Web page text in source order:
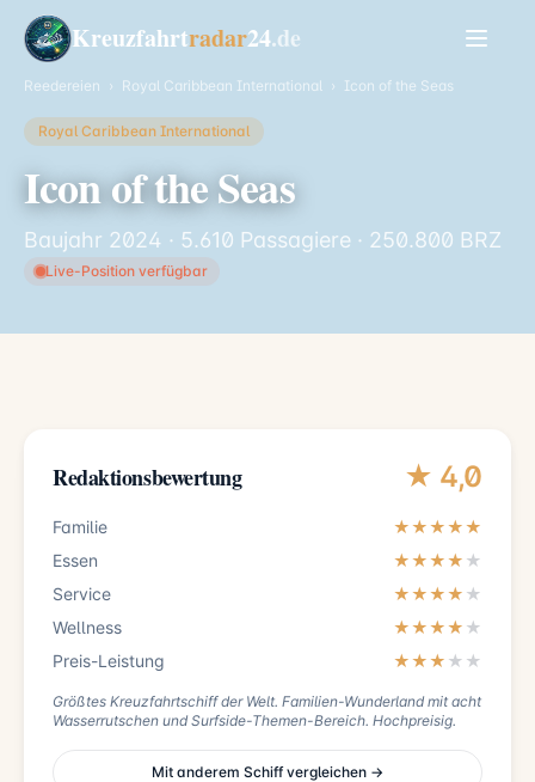
Kreuzfahrtradar24.de
Reedereien › Royal Caribbean International › Icon of the Seas
Royal Caribbean International
Icon of the Seas
Baujahr 2024 · 5.610 Passagiere · 250.800 BRZ
Live-Position verfügbar
Redaktionsbewertung ★ 4,0
Familie
★★★★★
Essen
★★★★ ★
Service
★★★★ ★
Wellness
★★★★ ★
Preis-Leistung
★★★ ★ ★
Größtes Kreuzfahrtschiff der Welt. Familien-Wunderland mit acht
Wasserrutschen und Surfside-Themen-Bereich. Hochpreisig.
Mit anderem Schiff vergleichen →